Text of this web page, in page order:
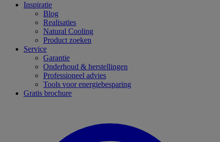
Inspiratie
Blog
Realisaties
Natural Cooling
Product zoeken
Service
Garantie
Onderhoud & herstellingen
Professioneel advies
Tools voor energiebesparing
Gratis brochure